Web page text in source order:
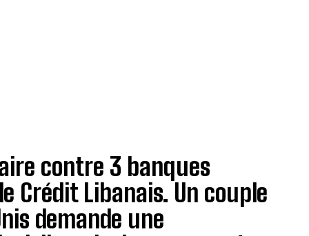
contre 3 banques
Crédit Libanais. Un couple
demande une